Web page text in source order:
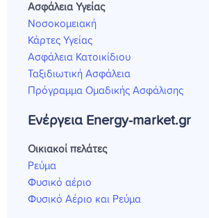
Ασφάλεια Υγείας
Νοσοκομειακή
Κάρτες Υγείας
Ασφάλεια Κατοικίδιου
Ταξιδιωτική Ασφάλεια
Πρόγραμμα Ομαδικής Ασφάλισης
Ενέργεια Energy-market.gr
Οικιακοί πελάτες
Ρεύμα
Φυσικό αέριο
Φυσικό Αέριο και Ρεύμα